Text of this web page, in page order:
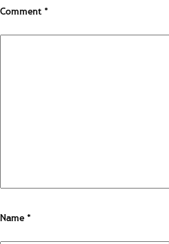
Comment*
Name*